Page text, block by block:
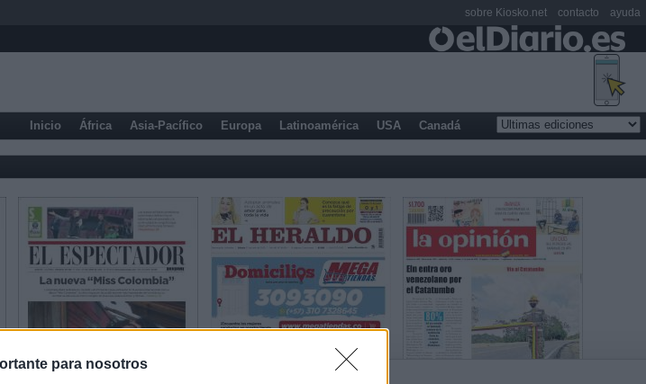
para nosotros
Inicio África Asia-Pacífico Europa Latinoamérica USA Canadá
sobre Kiosko.net contacto ayuda